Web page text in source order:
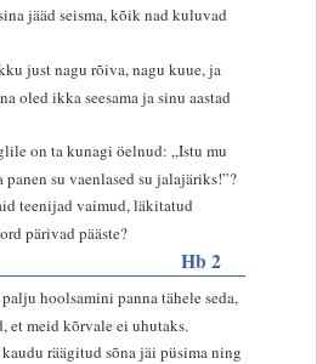
jääd seisma, kõik nad kuluvad
just nagu rõiva, nagu kuue, ja
oled ikka seesama ja sinu aastad
on ta kunagi öelnud: „Istu mu
su vaenlased su jalajäriks!”?
teenijad vaimud, läkitatud
pärivad pääste?
Hb 2
hoolsamini panna tähele seda,
et meid kõrvale ei uhutaks.
räägitud sõna jäi püsima ning